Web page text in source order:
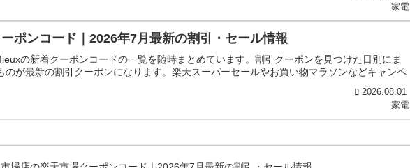
家電
ポンコード｜2026年7月最新の割引・セール情報
の新着クーポンコードの一覧を随時まとめています。割引クーポンを見つけた日別にま
のが最新の割引クーポンになります。楽天スーパーセールやお買い物マラソンなどキャンペ
2026.08.01
家電